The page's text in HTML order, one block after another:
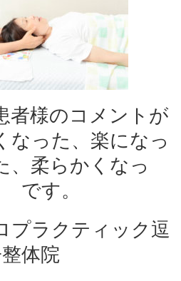
者様のコメントが
なった、楽になっ
、柔らかくなっ
です。
プラクティック逗
体院